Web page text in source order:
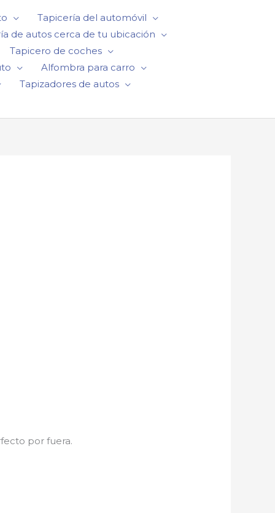
Tapicería del automóvil
de autos cerca de tu ubicación
Tapicero de coches
Alfombra para carro
Tapizadores de autos
por fuera.